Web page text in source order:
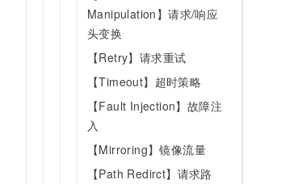
Manipulation】请求/响应
头变换
【Retry】请求重试
【Timeout】超时策略
【Fault Injection】故障注
入
【Mirroring】镜像流量
【Path Redirct】请求路